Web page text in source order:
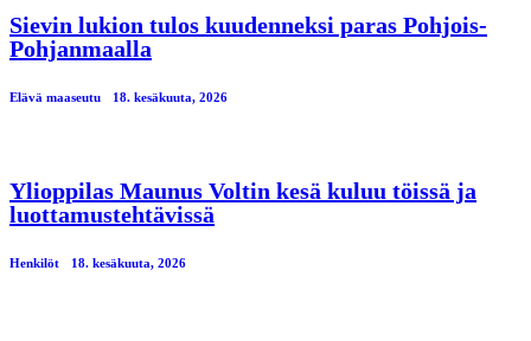
Sievin lukion tulos kuudenneksi paras Pohjois-
Pohjanmaalla
Elävä maaseutu 18. kesäkuuta, 2026
Ylioppilas Maunus Voltin kesä kuluu töissä ja
luottamustehtävissä
Henkilöt 18. kesäkuuta, 2026